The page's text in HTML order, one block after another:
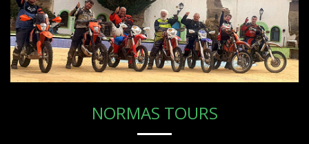
NORMAS TOURS